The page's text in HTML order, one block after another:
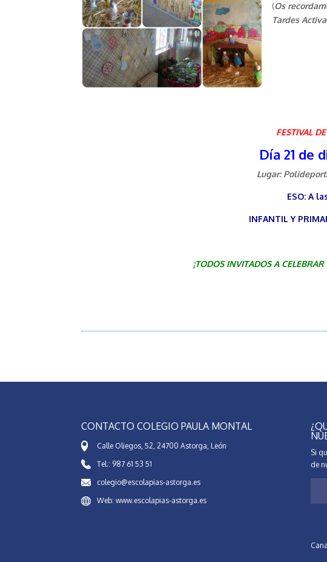
(Os
Tardes
FESTIVAL
Día 21 de
Lugar:
ESO: A
INFANTIL Y
¡TODOS INVITADOS A
CONTACTO COLEGIO PAULA MONTAL
Calle Oliegos, 52, 24700 Astorga, León
Tel.: 987 61 53 51
colegio@escolapias-astorga.es
Web: www.escolapias-astorga.es
Si
de